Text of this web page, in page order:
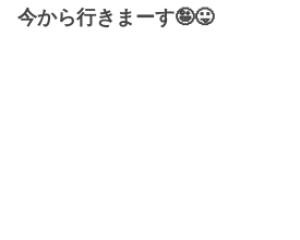
今から行きまーす🤪😛